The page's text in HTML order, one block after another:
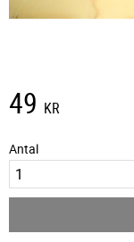
49 KR
Antal